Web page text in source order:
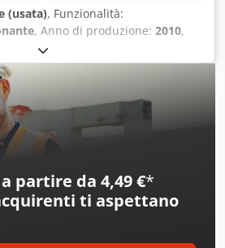
(usata), Funzionalità:
, Anno di produzione: 2010,
5.400 h, chilometraggio:
di sollevamento:20.000 mm, tipo
AEREA AUTOCARRATA
2010 Altezza lavoro 20 m Sbraccio
230 kg Crjdpfx Agozqzwie Sjf
km 87.000 Macchina molto compatta
partire da 4,49 €*
ti aspettano